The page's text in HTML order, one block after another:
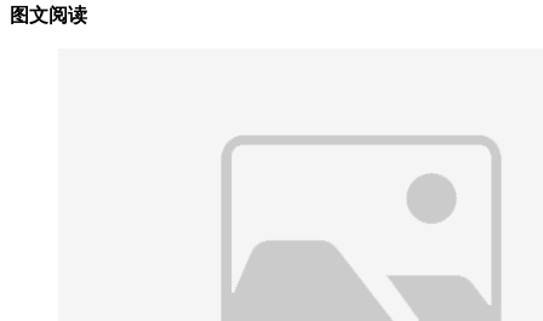
图文阅读